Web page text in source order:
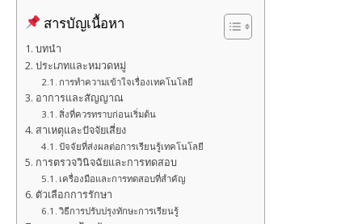
สารบัญเนื้อหา
บทนำ
ประเภทและหมวดหมู่
การทำความเข้าใจเรื่องเทคโนโลยี
อาการและสัญญาณ
สิ่งที่ควรทราบก่อนเริ่มต้น
สาเหตุและปัจจัยเสี่ยง
ปัจจัยที่ส่งผลต่อการเรียนรู้เทคโนโลยี
การตรวจวินิจฉัยและการทดสอบ
เครื่องมือและการทดสอบที่สำคัญ
ตัวเลือกการรักษา
วิธีการปรับปรุงทักษะการเรียนรู้